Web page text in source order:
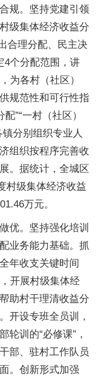
规。坚持党建引领
级集体经济收益分
合理分配、民主决
4个分配范围，讲
为各村（社区）
规范性和可行性指
”“一村（社区）
分别组织专业人
组织按程序完善收
。据统计，全城区
村级集体经济收益
万元。
优。坚持强化培训
业务能力基础。抓
年收支关键时间
开展村级集体经
助村干理清收益分
开设专班全员训，
轮训的“必修课”，
部、驻村工作队员
。创新形式加强